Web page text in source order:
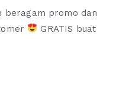
beragam promo dan
GRATIS buat